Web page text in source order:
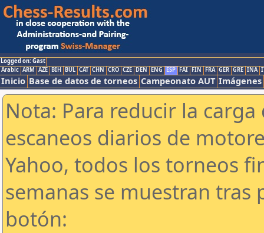
Logged on: Gast
Arabic ARM AZE BIH BUL CAT CHN CRO CZE DEN ENG ESP FAI FIN FRA GER GRE INA
Inicio Base de datos de torneos Campeonato AUT Imágenes
Nota: Para reducir la
escaneos diarios de
Yahoo, todos los torneos
semanas se muestran tras
botón: